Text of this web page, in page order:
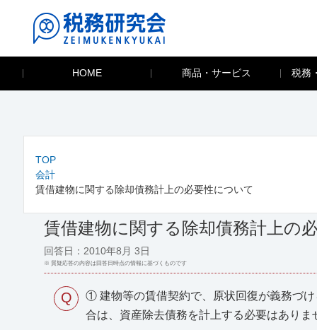
HOME 商品・サービス 税務
TOP
会計
賃借建物に関する除却債務計上の必要性について
賃借建物に関する除却債務計上の
回答日：2010年8月 3日
※ 質疑応答の内容は回答日時点の情報に基づくものです
Q
① 建物等の賃借契約で、原状回復が義務づ
合は、資産除去債務を計上する必要はありま